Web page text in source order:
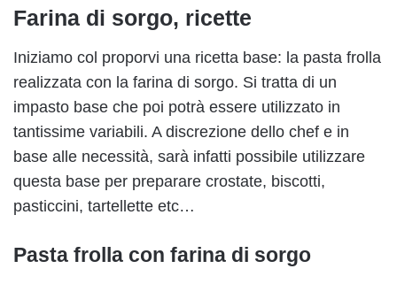
Farina di sorgo, ricette
Iniziamo col proporvi una ricetta base: la pasta frolla
realizzata con la farina di sorgo. Si tratta di un
impasto base che poi potrà essere utilizzato in
tantissime variabili. A discrezione dello chef e in
base alle necessità, sarà infatti possibile utilizzare
questa base per preparare crostate, biscotti,
pasticcini, tartellette etc…
Pasta frolla con farina di sorgo